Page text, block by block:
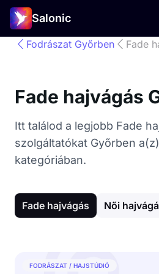
Salonic
Fodrászat Győrben Fade
Fade hajvágás
Itt találod a legjobb Fade
szolgáltatókat Győrben
kategóriában.
Fade hajvágás Női
FODRÁSZAT / HAJSTÚDIÓ